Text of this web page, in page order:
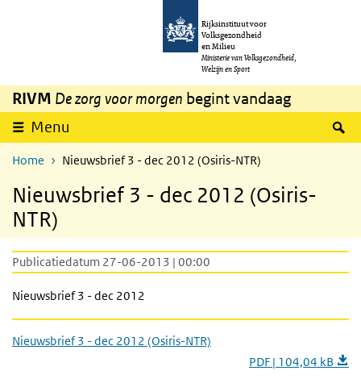
Overslaan en naar de inhoud gaan
Rijksinstituut voor
Volksgezondheid
en Milieu
Ministerie van Volksgezondheid,
Welzijn en Sport
RIVM De zorg voor morgen begint vandaag
Menu
Home Nieuwsbrief 3 - dec 2012 (Osiris-NTR)
Nieuwsbrief 3 - dec 2012 (Osiris-
NTR)
Publicatiedatum 27-06-2013 | 00:00
Nieuwsbrief 3 - dec 2012
Nieuwsbrief 3 - dec 2012 (Osiris-NTR)
PDF | 104,04 kB